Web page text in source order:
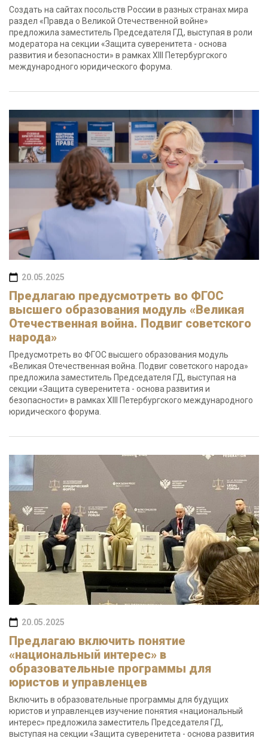
Создать на сайтах посольств России в разных странах мира
раздел «Правда о Великой Отечественной войне»
предложила заместитель Председателя ГД, выступая в роли
модератора на секции «Защита суверенитета - основа
развития и безопасности» в рамках XIII Петербургского
международного юридического форума.
20.05.2025
Предлагаю предусмотреть во ФГОС
высшего образования модуль «Великая
Отечественная война. Подвиг советского
народа»
Предусмотреть во ФГОС высшего образования модуль
«Великая Отечественная война. Подвиг советского народа»
предложила заместитель Председателя ГД, выступая на
секции «Защита суверенитета - основа развития и
безопасности» в рамках XIII Петербургского международного
юридического форума.
20.05.2025
Предлагаю включить понятие
«национальный интерес» в
образовательные программы для
юристов и управленцев
Включить в образовательные программы для будущих
юристов и управленцев изучение понятия «национальный
интерес» предложила заместитель Председателя ГД,
выступая на секции «Защита суверенитета - основа развития